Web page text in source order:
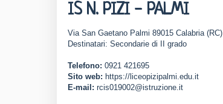
IS N. PIZI - PALMI
Via San Gaetano Palmi 89015 Calabria (RC)
Destinatari: Secondarie di II grado
Telefono: 0921 421695
Sito web: https://liceopizipalmi.edu.it
E-mail: rcis019002@istruzione.it